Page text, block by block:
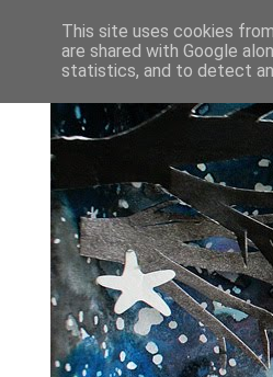
This site uses cookies
are shared with Google
statistics, and to detect